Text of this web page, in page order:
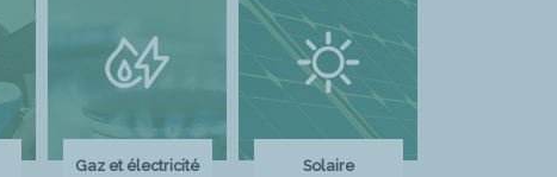
Gaz et électricité Solaire